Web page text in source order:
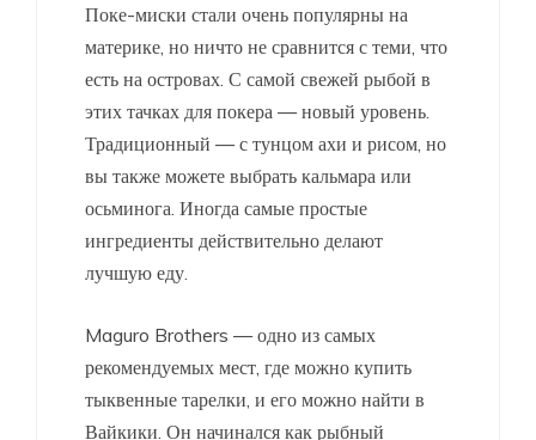
Поке-миски стали очень популярны на
материке, но ничто не сравнится с теми, что
есть на островах. С самой свежей рыбой в
этих тачках для покера — новый уровень.
Традиционный — с тунцом ахи и рисом, но
вы также можете выбрать кальмара или
осьминога. Иногда самые простые
ингредиенты действительно делают
лучшую еду.
Maguro Brothers — одно из самых
рекомендуемых мест, где можно купить
тыквенные тарелки, и его можно найти в
Вайкики. Он начинался как рыбный